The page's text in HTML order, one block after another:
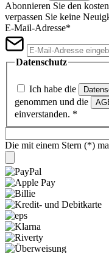
Abonnieren Sie den
verpassen Sie keine
E-Mail-Adresse*
Datenschutz
Ich habe die
genommen und die
einverstanden. *
Die mit einem Stern (*)